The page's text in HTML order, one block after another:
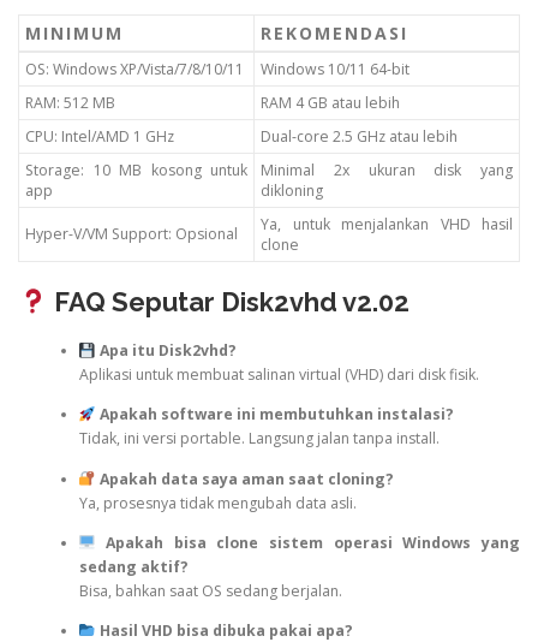
MINIMUM REKOMENDASI
OS: Windows XP/Vista/7/8/10/11
Windows 10/11 64-bit
RAM: 512 MB
RAM 4 GB atau lebih
CPU: Intel/AMD 1 GHz
Dual-core 2.5 GHz atau lebih
Storage: 10 MB kosong untuk
app
Minimal 2x ukuran disk yang
dikloning
Hyper-V/VM Support: Opsional
Ya, untuk menjalankan VHD hasil
clone
FAQ Seputar Disk2vhd v2.02
Apa itu Disk2vhd?
Aplikasi untuk membuat salinan virtual (VHD) dari disk fisik.
Apakah software ini membutuhkan instalasi?
Tidak, ini versi portable. Langsung jalan tanpa install.
Apakah data saya aman saat cloning?
Ya, prosesnya tidak mengubah data asli.
Apakah bisa clone sistem operasi Windows yang
sedang aktif?
Bisa, bahkan saat OS sedang berjalan.
Hasil VHD bisa dibuka pakai apa?